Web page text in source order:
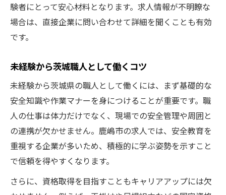
験者にとって安心材料となります。求人情報が不明瞭な
場合は、直接企業に問い合わせて詳細を聞くことも有効
です。
未経験から茨城職人として働くコツ
未経験から茨城県の職人として働くには、まず基礎的な
安全知識や作業マナーを身につけることが重要です。職
人の仕事は体力だけでなく、現場での安全管理や周囲と
の連携が欠かせません。鹿嶋市の求人では、安全教育を
重視する企業が多いため、積極的に学ぶ姿勢を示すこと
で信頼を得やすくなります。
さらに、資格取得を目指すこともキャリアアップには欠